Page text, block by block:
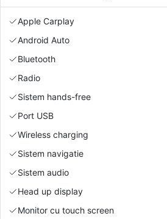
Apple Carplay
Android Auto
Bluetooth
Radio
Sistem hands-free
Port USB
Wireless charging
Sistem navigatie
Sistem audio
Head up display
Monitor cu touch screen